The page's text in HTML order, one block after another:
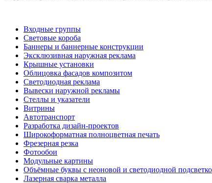
Входные группы
Световые короба
Баннеры и баннерные конструкции
Эксклюзивная наружная реклама
Крышные установки
Облицовка фасадов композитом
Светодиодная реклама
Вывески наружной рекламы
Стеллы и указатели
Витрины
Автотранспорт
Разработка дизайн-проектов
Широкоформатная полноцветная печать
Фрезерная резка
Фотообои
Модульные картины
Объёмные буквы с неоновой и светодиодной
Лазерная сварка металла